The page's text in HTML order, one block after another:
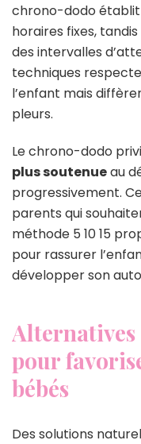
chrono-dodo établit
horaires fixes,
des intervalles
techniques
l’enfant mais
pleurs.
Le chrono-dodo
plus soutenueau
progressivement.
parents qui
méthode 5 10 15
pour rassurer
développer son
Alternatives
pour
bébés
Des solutions